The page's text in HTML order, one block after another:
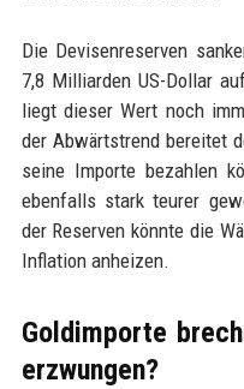
Die Devisenreserven
7,8 Milliarden US-Dollar
liegt dieser Wert noch
der Abwärtstrend bereitet
seine Importe bezahlen
ebenfalls stark teurer
der Reserven könnte die
Inflation anheizen.
Goldimporte
erzwungen?